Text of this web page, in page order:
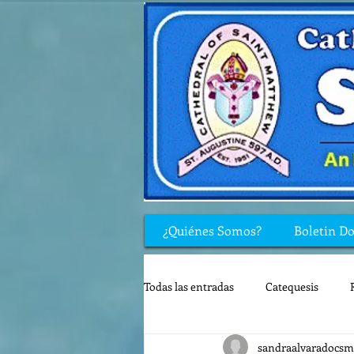
¿Quiénes Somos? Boletin
Todas las entradas Catequesis
Rincón de los niños Biblia
sandraalvaradocsm